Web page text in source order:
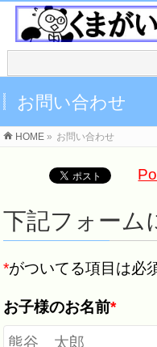
お問い合わせ
HOME » お問い合わせ
下記フォーム
*がついてる項目は必
お子様のお名前*